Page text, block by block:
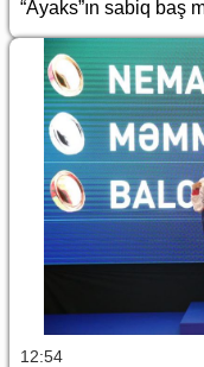
“Ayaks”ın sabiq baş
12:54